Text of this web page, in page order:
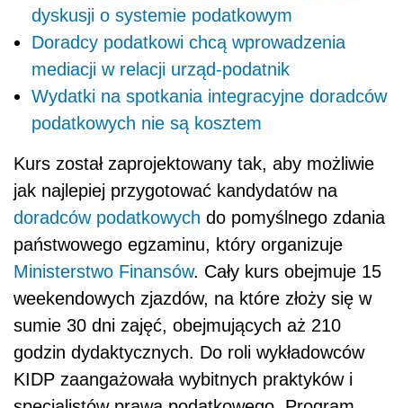
dyskusji o systemie podatkowym
Doradcy podatkowi chcą wprowadzenia
mediacji w relacji urząd-podatnik
Wydatki na spotkania integracyjne doradców
podatkowych nie są kosztem
Kurs został zaprojektowany tak, aby możliwie
jak najlepiej przygotować kandydatów na
doradców podatkowych do pomyślnego zdania
państwowego egzaminu, który organizuje
Ministerstwo Finansów. Cały kurs obejmuje 15
weekendowych zjazdów, na które złoży się w
sumie 30 dni zajęć, obejmujących aż 210
godzin dydaktycznych. Do roli wykładowców
KIDP zaangażowała wybitnych praktyków i